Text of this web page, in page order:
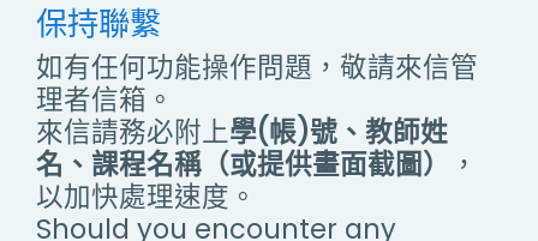
保持聯繫
如有任何功能操作問題，敬請來信管
理者信箱。
來信請務必附上學(帳)號、教師姓
名、課程名稱（或提供畫面截圖）
，
以加快處理速度。
Should you encounter any